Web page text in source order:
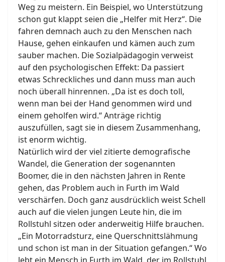
Weg zu meistern. Ein Beispiel, wo Unterstützung
schon gut klappt seien die „Helfer mit Herz“. Die
fahren demnach auch zu den Menschen nach
Hause, gehen einkaufen und kämen auch zum
sauber machen. Die Sozialpädagogin verweist
auf den psychologischen Effekt: Da passiert
etwas Schreckliches und dann muss man auch
noch überall hinrennen. „Da ist es doch toll,
wenn man bei der Hand genommen wird und
einem geholfen wird.“ Anträge richtig
auszufüllen, sagt sie in diesem Zusammenhang,
ist enorm wichtig.
Natürlich wird der viel zitierte demografische
Wandel, die Generation der sogenannten
Boomer, die in den nächsten Jahren in Rente
gehen, das Problem auch in Furth im Wald
verschärfen. Doch ganz ausdrücklich weist Schell
auch auf die vielen jungen Leute hin, die im
Rollstuhl sitzen oder anderweitig Hilfe brauchen.
„Ein Motorradsturz, eine Querschnittslähmung
und schon ist man in der Situation gefangen.“ Wo